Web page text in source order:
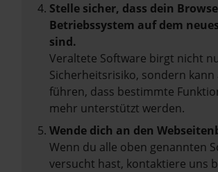
Stelle sicher, dass dein
Betriebssystem auf dem
sind.
Veraltete Software birgt nicht
Sicherheitsrisiko, sondern kann
führen, dass bestimmte
mehr unterstützt werden.
Wende dich an den
Wenn du alle oben genannten
versucht hast, kontaktiere uns